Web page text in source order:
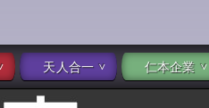
天人合一 仁本企業